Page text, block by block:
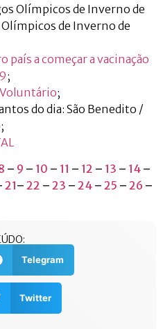
Olímpicos de Inverno de
de Inverno de
país a começar a vacinação
;
Voluntário;
do dia: São Benedito /
– 9 – 10 – 11 – 12 – 13 – 14 –
21– 22 – 23 – 24 – 25 – 26 –
Telegram
Twitter